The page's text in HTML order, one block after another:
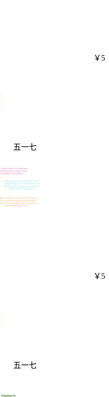
五一七
￥5
五一七
￥5